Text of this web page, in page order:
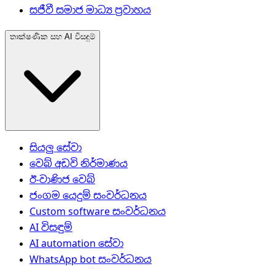
සජීවී සමාජ මාධ්‍ය ප්‍රවාහය
තාක්ෂණික සහ AI විසඳුම්
සියලු සේවා
වෙබ් අඩවි නිර්මාණය
ඊ-වාණිජ වෙබ්
ජංගම යෙදුම් සංවර්ධනය
Custom software සංවර්ධනය
AI විසඳුම්
AI automation සේවා
WhatsApp bot සංවර්ධනය